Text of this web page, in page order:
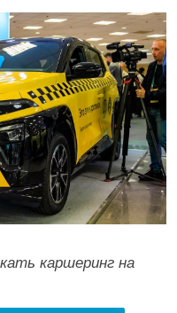
каршеринг на